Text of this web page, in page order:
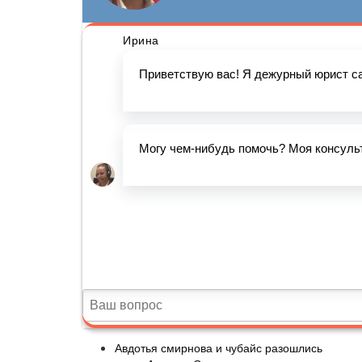
Авдотья смирнова и чубайс разошлись